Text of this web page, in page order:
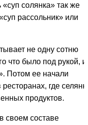
«суп солянка» так же
рассольник» или
не одну сотню
что было под рукой, и
Потом ее начали
ресторанах, где
продуктов.
своем составе